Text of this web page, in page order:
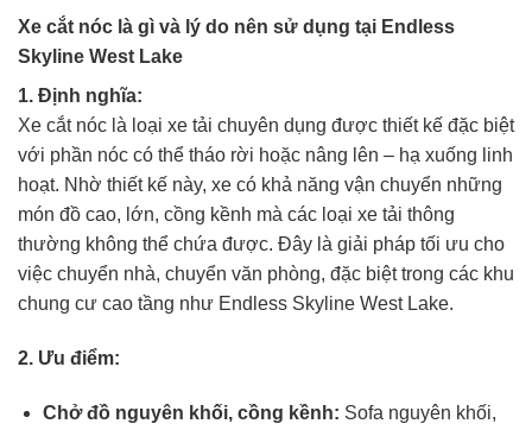
Xe cắt nóc là gì và lý do nên sử dụng tại Endless
Skyline West Lake
1. Định nghĩa:
Xe cắt nóc là loại xe tải chuyên dụng được thiết kế đặc biệt
với phần nóc có thể tháo rời hoặc nâng lên – hạ xuống linh
hoạt. Nhờ thiết kế này, xe có khả năng vận chuyển những
món đồ cao, lớn, cồng kềnh mà các loại xe tải thông
thường không thể chứa được. Đây là giải pháp tối ưu cho
việc chuyển nhà, chuyển văn phòng, đặc biệt trong các khu
chung cư cao tầng như Endless Skyline West Lake.
2. Ưu điểm:
Chở đồ nguyên khối, cồng kềnh: Sofa nguyên khối,